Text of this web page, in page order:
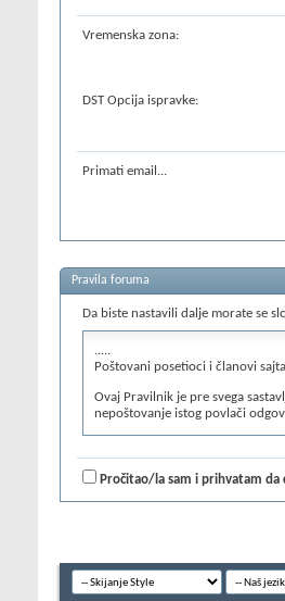
Vremenska zona:
DST Opcija ispravke:
Primati email...
Pravila foruma
Da biste nastavili dalje morate se
Poštovani posetioci i članovi
Ovaj Pravilnik je pre svega
nepoštovanje istog povlači
temama i eventualno pomognu
zabranjeno je višestruko
obrisani, a postoji velika
pre otvaranja nove teme,
vikanjem, a vikanje ovde
urednika i članu će biti
Pročitao/la sam i prihvatam da